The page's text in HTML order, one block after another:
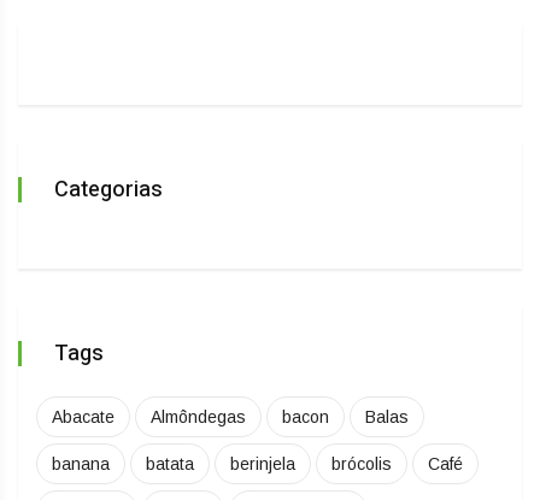
Categorias
Tags
Abacate Almôndegas bacon Balas
banana batata berinjela brócolis Café